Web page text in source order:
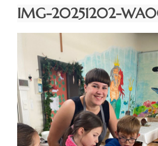
IMG-20251202-